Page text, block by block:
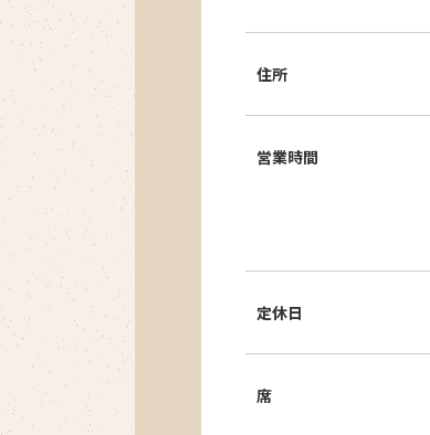
住所
営業時間
定休日
席